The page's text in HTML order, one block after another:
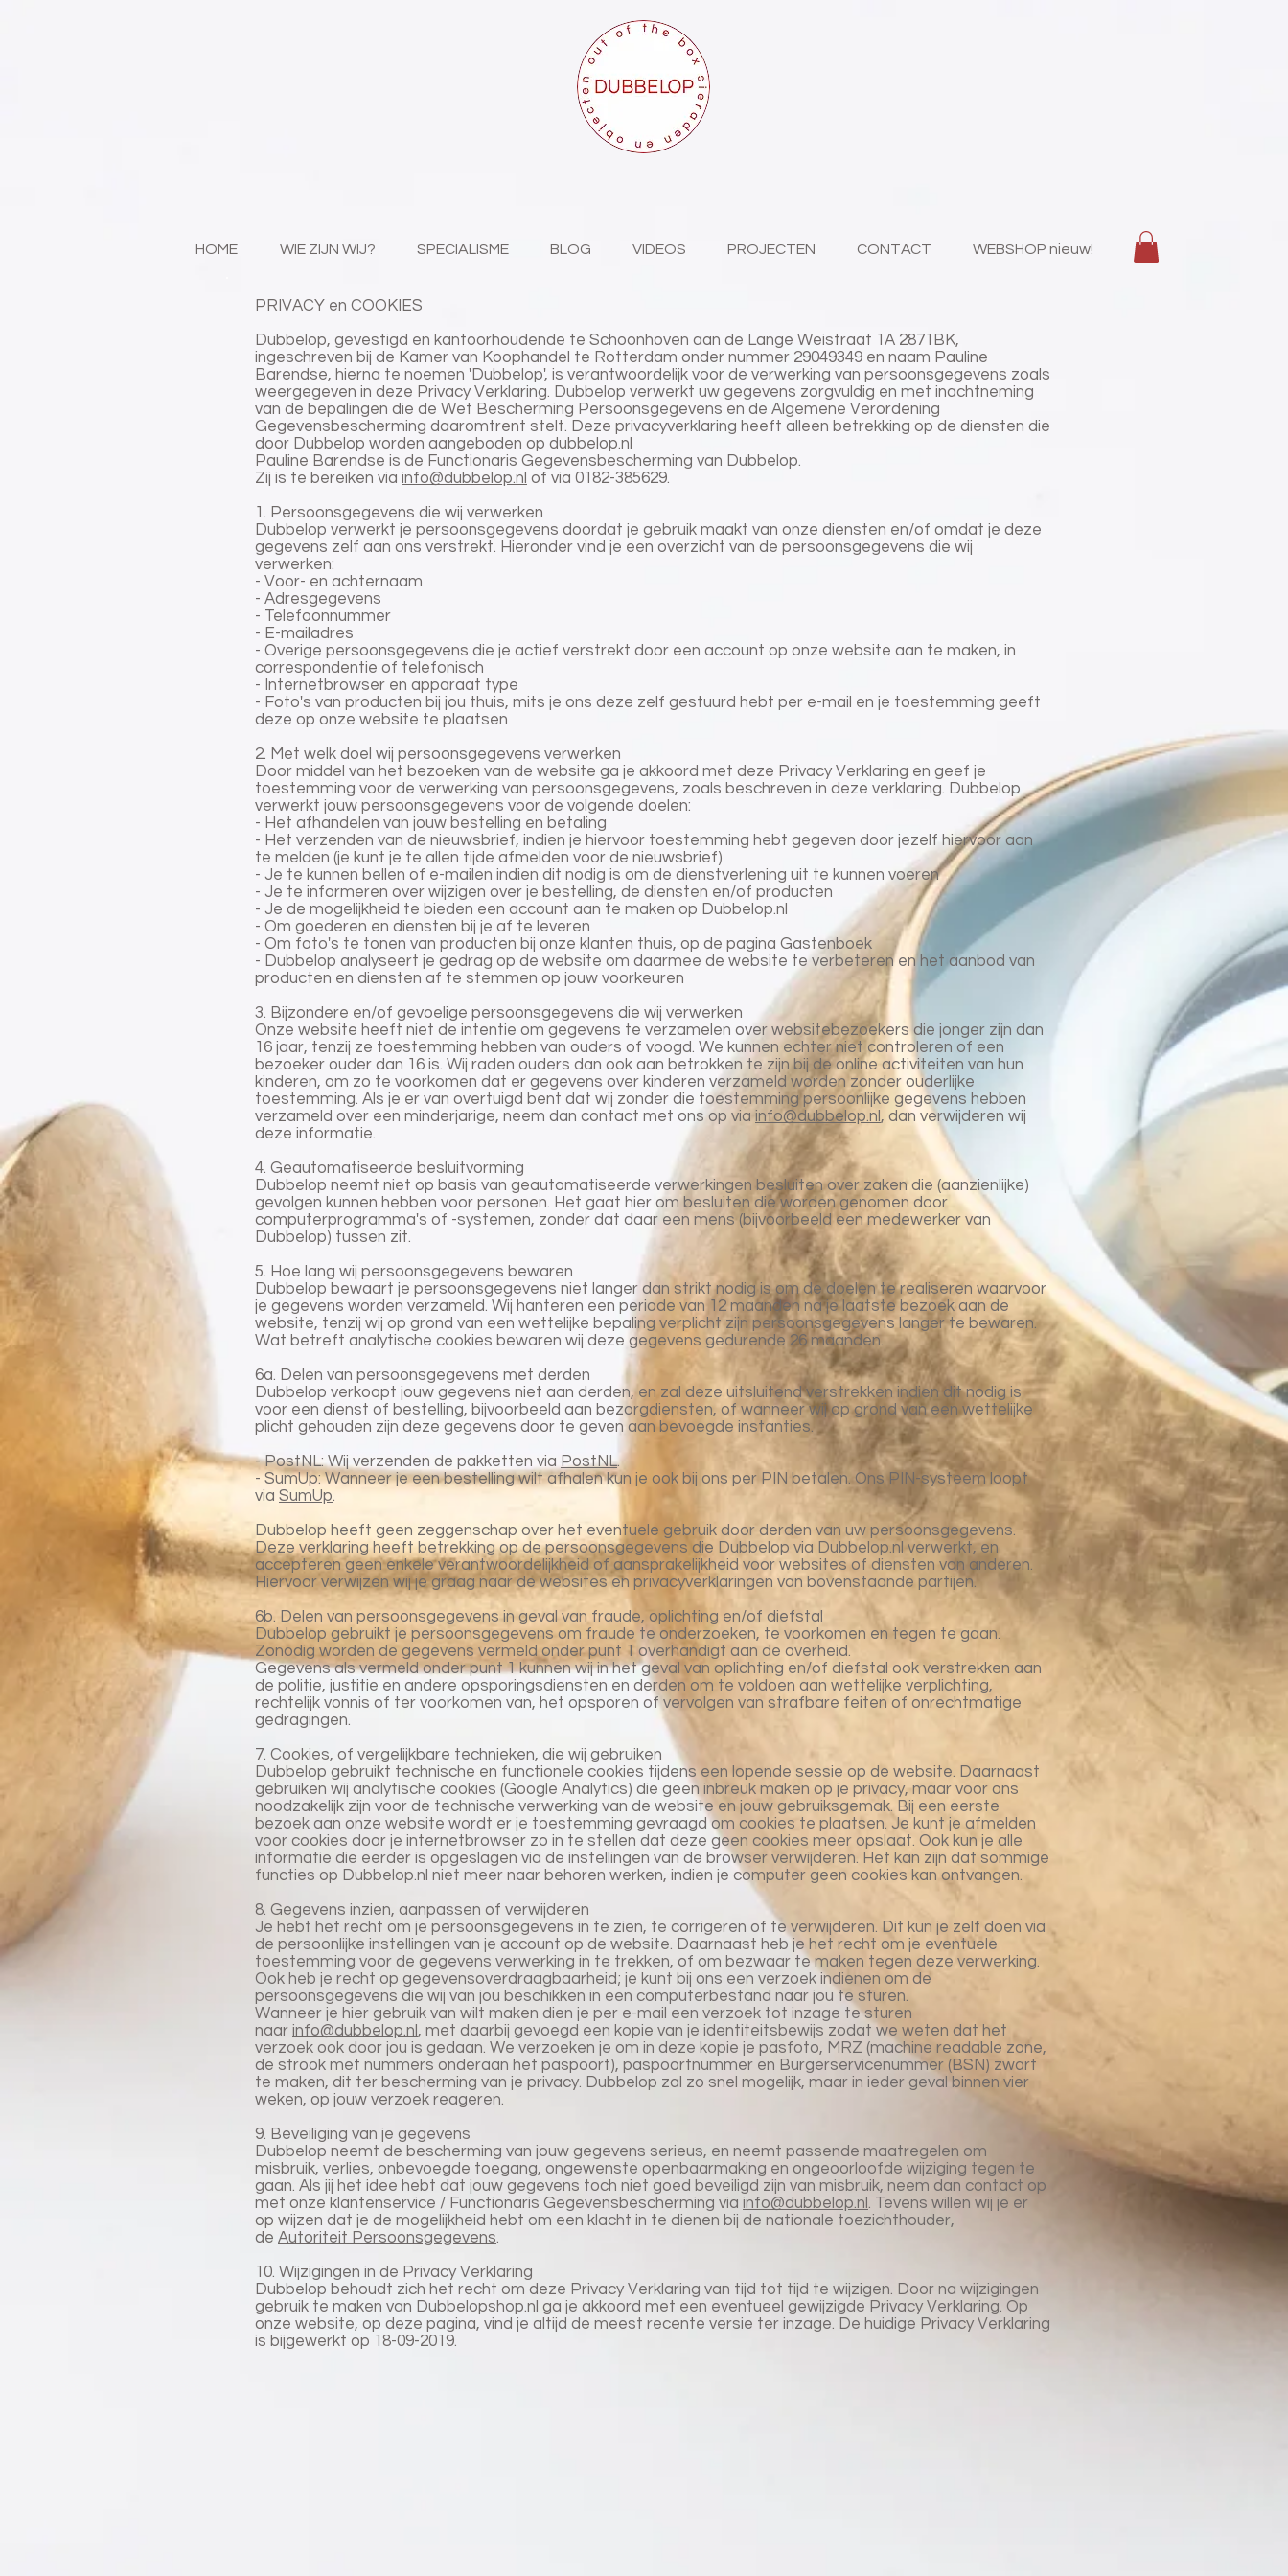
HOME WIE ZIJN WIJ? SPECIALISME BLOG VIDEOS PROJECTEN CONTACT WEBSHOP nieuw!
PRIVACY en COOKIES
Dubbelop, gevestigd en kantoorhoudende te Schoonhoven aan de Lange Weistraat 1A 2871BK,
ingeschreven bij de Kamer van Koophandel te Rotterdam onder nummer 29049349 en naam Pauline
Barendse, hierna te noemen 'Dubbelop', is verantwoordelijk voor de verwerking van persoonsgegevens zoals
weergegeven in deze Privacy Verklaring. Dubbelop verwerkt uw gegevens zorgvuldig en met inachtneming
van de bepalingen die de Wet Bescherming Persoonsgegevens en de Algemene Verordening
Gegevensbescherming daaromtrent stelt. Deze privacyverklaring heeft alleen betrekking op de diensten die
door Dubbelop worden aangeboden op dubbelop.nl
Pauline Barendse is de Functionaris Gegevensbescherming van Dubbelop.
Zij is te bereiken via info@dubbelop.nl of via 0182-385629.
1. Persoonsgegevens die wij verwerken
Dubbelop verwerkt je persoonsgegevens doordat je gebruik maakt van onze diensten en/of omdat je deze
gegevens zelf aan ons verstrekt. Hieronder vind je een overzicht van de persoonsgegevens die wij
verwerken:
- Voor- en achternaam
- Adresgegevens
- Telefoonnummer
- E-mailadres
- Overige persoonsgegevens die je actief verstrekt door een account op onze website aan te maken, in
correspondentie of telefonisch
- Internetbrowser en apparaat type
- Foto's van producten bij jou thuis, mits je ons deze zelf gestuurd hebt per e-mail en je toestemming geeft
deze op onze website te plaatsen
2. Met welk doel wij persoonsgegevens verwerken
Door middel van het bezoeken van de website ga je akkoord met deze Privacy Verklaring en geef je
toestemming voor de verwerking van persoonsgegevens, zoals beschreven in deze verklaring. Dubbelop
verwerkt jouw persoonsgegevens voor de volgende doelen:
- Het afhandelen van jouw bestelling en betaling
- Het verzenden van de nieuwsbrief, indien je hiervoor toestemming hebt gegeven door jezelf hiervoor aan
te melden (je kunt je te allen tijde afmelden voor de nieuwsbrief)
- Je te kunnen bellen of e-mailen indien dit nodig is om de dienstverlening uit te kunnen voeren
- Je te informeren over wijzigen over je bestelling, de diensten en/of producten
- Je de mogelijkheid te bieden een account aan te maken op Dubbelop.nl
- Om goederen en diensten bij je af te leveren
- Om foto's te tonen van producten bij onze klanten thuis, op de pagina Gastenboek
- Dubbelop analyseert je gedrag op de website om daarmee de website te verbeteren en het aanbod van
producten en diensten af te stemmen op jouw voorkeuren
3. Bijzondere en/of gevoelige persoonsgegevens die wij verwerken
Onze website heeft niet de intentie om gegevens te verzamelen over websitebezoekers die jonger zijn dan
16 jaar, tenzij ze toestemming hebben van ouders of voogd. We kunnen echter niet controleren of een
bezoeker ouder dan 16 is. Wij raden ouders dan ook aan betrokken te zijn bij de online activiteiten van hun
kinderen, om zo te voorkomen dat er gegevens over kinderen verzameld worden zonder ouderlijke
toestemming. Als je er van overtuigd bent dat wij zonder die toestemming persoonlijke gegevens hebben
verzameld over een minderjarige, neem dan contact met ons op via info@dubbelop.nl , dan verwijderen wij
deze informatie.
4. Geautomatiseerde besluitvorming
Dubbelop neemt niet op basis van geautomatiseerde verwerkingen besluiten over zaken die (aanzienlijke)
gevolgen kunnen hebben voor personen. Het gaat hier om besluiten die worden genomen door
computerprogramma's of -systemen, zonder dat daar een mens (bijvoorbeeld een medewerker van
Dubbelop) tussen zit.
5. Hoe lang wij persoonsgegevens bewaren
Dubbelop bewaart je persoonsgegevens niet langer dan strikt nodig is om de doelen te realiseren waarvoor
je gegevens worden verzameld. Wij hanteren een periode van 12 maanden na je laatste bezoek aan de
website, tenzij wij op grond van een wettelijke bepaling verplicht zijn persoonsgegevens langer te bewaren.
Wat betreft analytische cookies bewaren wij deze gegevens gedurende 26 maanden.
6a. Delen van persoonsgegevens met derden
Dubbelop verkoopt jouw gegevens niet aan derden, en zal deze uitsluitend verstrekken indien dit nodig is
voor een dienst of bestelling, bijvoorbeeld aan bezorgdiensten, of wanneer wij op grond van een wettelijke
plicht gehouden zijn deze gegevens door te geven aan bevoegde instanties.
- PostNL: Wij verzenden de pakketten via PostNL.
- SumUp: Wanneer je een bestelling wilt afhalen kun je ook bij ons per PIN betalen. Ons PIN-systeem loopt
via SumUp.
Dubbelop heeft geen zeggenschap over het eventuele gebruik door derden van uw persoonsgegevens.
Deze verklaring heeft betrekking op de persoonsgegevens die Dubbelop via Dubbelop.nl verwerkt, en
accepteren geen enkele verantwoordelijkheid of aansprakelijkheid voor websites of diensten van anderen.
Hiervoor verwijzen wij je graag naar de websites en privacyverklaringen van bovenstaande partijen.
6b. Delen van persoonsgegevens in geval van fraude, oplichting en/of diefstal
Dubbelop gebruikt je persoonsgegevens om fraude te onderzoeken, te voorkomen en tegen te gaan.
Zonodig worden de gegevens vermeld onder punt 1 overhandigt aan de overheid.
Gegevens als vermeld onder punt 1 kunnen wij in het geval van oplichting en/of diefstal ook verstrekken aan
de politie, justitie en andere opsporingsdiensten en derden om te voldoen aan wettelijke verplichting,
rechtelijk vonnis of ter voorkomen van, het opsporen of vervolgen van strafbare feiten of onrechtmatige
gedragingen.
7. Cookies, of vergelijkbare technieken, die wij gebruiken
Dubbelop gebruikt technische en functionele cookies tijdens een lopende sessie op de website. Daarnaast
gebruiken wij analytische cookies (Google Analytics) die geen inbreuk maken op je privacy, maar voor ons
noodzakelijk zijn voor de technische verwerking van de website en jouw gebruiksgemak. Bij een eerste
bezoek aan onze website wordt er je toestemming gevraagd om cookies te plaatsen. Je kunt je afmelden
voor cookies door je internetbrowser zo in te stellen dat deze geen cookies meer opslaat. Ook kun je alle
informatie die eerder is opgeslagen via de instellingen van de browser verwijderen. Het kan zijn dat sommige
functies op Dubbelop.nl niet meer naar behoren werken, indien je computer geen cookies kan ontvangen.
8. Gegevens inzien, aanpassen of verwijderen
Je hebt het recht om je persoonsgegevens in te zien, te corrigeren of te verwijderen. Dit kun je zelf doen via
de persoonlijke instellingen van je account op de website. Daarnaast heb je het recht om je eventuele
toestemming voor de gegevens verwerking in te trekken, of om bezwaar te maken tegen deze verwerking.
Ook heb je recht op gegevensoverdraagbaarheid; je kunt bij ons een verzoek indienen om de
persoonsgegevens die wij van jou beschikken in een computerbestand naar jou te sturen.
Wanneer je hier gebruik van wilt maken dien je per e-mail een verzoek tot inzage te sturen
naar info@dubbelop.nl , met daarbij gevoegd een kopie van je identiteitsbewijs zodat we weten dat het
verzoek ook door jou is gedaan. We verzoeken je om in deze kopie je pasfoto, MRZ (machine readable zone,
de strook met nummers onderaan het paspoort), paspoortnummer en Burgerservicenummer (BSN) zwart
te maken, dit ter bescherming van je privacy. Dubbelop zal zo snel mogelijk, maar in ieder geval binnen vier
weken, op jouw verzoek reageren.
9. Beveiliging van je gegevens
Dubbelop neemt de bescherming van jouw gegevens serieus, en neemt passende maatregelen om
misbruik, verlies, onbevoegde toegang, ongewenste openbaarmaking en ongeoorloofde wijziging tegen te
gaan. Als jij het idee hebt dat jouw gegevens toch niet goed beveiligd zijn van misbruik, neem dan contact op
met onze klantenservice / Functionaris Gegevensbescherming via info@dubbelop.nl . Tevens willen wij je er
op wijzen dat je de mogelijkheid hebt om een klacht in te dienen bij de nationale toezichthouder,
de Autoriteit Persoonsgegevens.
10. Wijzigingen in de Privacy Verklaring
Dubbelop behoudt zich het recht om deze Privacy Verklaring van tijd tot tijd te wijzigen. Door na wijzigingen
gebruik te maken van Dubbelopshop.nl ga je akkoord met een eventueel gewijzigde Privacy Verklaring. Op
onze website, op deze pagina, vind je altijd de meest recente versie ter inzage. De huidige Privacy Verklaring
is bijgewerkt op 18-09-2019.